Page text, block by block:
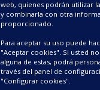
ENLACES
CATÁLOGOS PDF
web, quienes podrán utilizar
y combinarla con otra
proporcionado.
Para aceptar su uso puede
"Aceptar cookies". Si usted
alguna de estas, podrá
través del panel de
"Configurar cookies".